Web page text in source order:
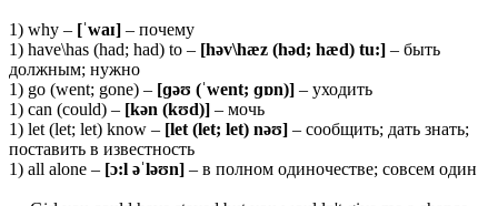
1) why – [ˈwaɪ] – почему
1) have\has (had; had) to – [həv\hæz (həd; hæd) tu:] – быть
должным; нужно
1) go (went; gone) – [ɡəʊ (ˈwent; ɡɒn)] – уходить
1) can (could) – [kən (kʊd)] – мочь
1) let (let; let) know – [let (let; let) nəʊ] – сообщить; дать знать;
поставить в известность
1) all alone – [ɔ:l əˈləʊn] – в полном одиночестве; совсем один